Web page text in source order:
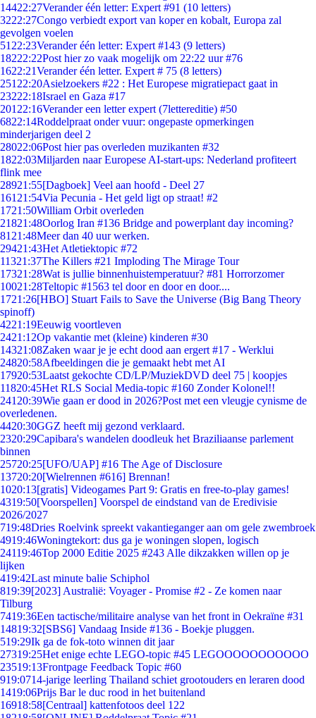
14422:27Verander één letter: Expert #91 (10 letters)
3222:27Congo verbiedt export van koper en kobalt, Europa zal
gevolgen voelen
51 22:23Verander één letter: Expert #143 (9 letters)
18222:22Post hier zo vaak mogelijk om 22:22 uur #76
1622:21Verander één letter. Expert # 75 (8 letters)
251 22:20Asielzoekers #22 : Het Europese migratiepact gaat in
23222:18Israel en Gaza #17
201 22:16Verander een letter expert (7lettereditie) #50
6822:14Roddelpraat onder vuur: ongepaste opmerkingen
minderjarigen deel 2
28022:06Post hier pas overleden muzikanten #32
1822:03Miljarden naar Europese AI-start-ups: Nederland profiteert
flink mee
28921:55[Dagboek] Veel aan hoofd - Deel 27
161 21:54Via Pecunia - Het geld ligt op straat! #2
1721:50William Orbit overleden
21821:48Oorlog Iran #136 Bridge and powerplant day incoming?
81 21:48Meer dan 40 uur werken.
29421:43Het Atletiektopic #72
11321:37The Killers #21 Imploding The Mirage Tour
17321:28Wat is jullie binnenhuistemperatuur? #81 Horrorzomer
10021:28Teltopic #1563 tel door en door en door....
1721:26[HBO] Stuart Fails to Save the Universe (Big Bang Theory
spinoff)
4221:19Eeuwig voortleven
2421:12Op vakantie met (kleine) kinderen #30
14321:08Zaken waar je je echt dood aan ergert #17 - Werklui
24820:58Afbeeldingen die je gemaakt hebt met AI
17920:53Laatst gekochte CD/LP/MuziekDVD deel 75 | koopjes
11820:45Het RLS Social Media-topic #160 Zonder Kolonel!!
241 20:39Wie gaan er dood in 2026?Post met een vleugje cynisme de
overledenen.
4420:30GGZ heeft mij gezond verklaard.
2320:29Capibara's wandelen doodleuk het Braziliaanse parlement
binnen
25720:25[UFO/UAP] #16 The Age of Disclosure
13720:20[Wielrennen #616] Brennan!
1020:13[gratis] Videogames Part 9: Gratis en free-to-play games!
4319:50[Voorspellen] Voorspel de eindstand van de Eredivisie
2026/2027
719:48Dries Roelvink spreekt vakantieganger aan om gele zwembroek
4919:46Woningtekort: dus ga je woningen slopen, logisch
24119:46Top 2000 Editie 2025 #243 Alle dikzakken willen op je
lijken
419:42Last minute balie Schiphol
819:39[2023] Australië: Voyager - Promise #2 - Ze komen naar
Tilburg
7419:36Een tactische/militaire analyse van het front in Oekraïne #31
14819:32[SBS6] Vandaag Inside #136 - Boekje pluggen.
519:29Ik ga de fok-toto winnen dit jaar
27319:25Het enige echte LEGO-topic #45 LEGOOOOOOOOOOO
23519:13Frontpage Feedback Topic #60
919:0714-jarige leerling Thailand schiet grootouders en leraren dood
1419:06Prijs Bar le duc rood in het buitenland
16918:58[Centraal] kattenfotoos deel 122